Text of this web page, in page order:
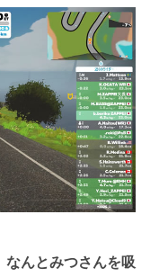
なんとみつさんを吸